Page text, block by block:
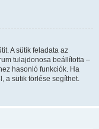
A sütik feladata az
tulajdonosa beállította –
hasonló funkciók. Ha
a sütik törlése segíthet.